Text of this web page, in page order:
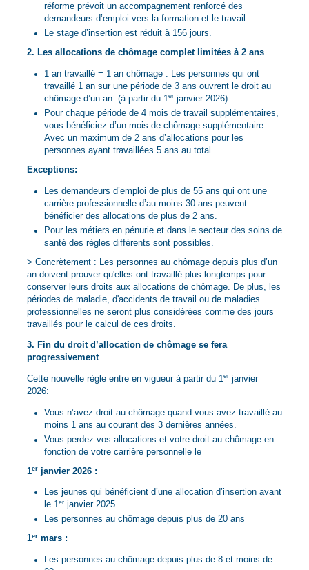
réforme prévoit un accompagnement renforcé des
demandeurs d’emploi vers la formation et le travail.
Le stage d’insertion est réduit à 156 jours.
2. Les allocations de chômage complet limitées à 2 ans
1 an travaillé = 1 an chômage : Les personnes qui ont
travaillé 1 an sur une période de 3 ans ouvrent le droit au
chômage d’un an. (à partir du 1erjanvier 2026)
Pour chaque période de 4 mois de travail supplémentaires,
vous bénéficiez d’un mois de chômage supplémentaire.
Avec un maximum de 2 ans d’allocations pour les
personnes ayant travaillées 5 ans au total.
Exceptions:
Les demandeurs d’emploi de plus de 55 ans qui ont une
carrière professionnelle d’au moins 30 ans peuvent
bénéficier des allocations de plus de 2 ans.
Pour les métiers en pénurie et dans le secteur des soins de
santé des règles différents sont possibles.
> Concrètement : Les personnes au chômage depuis plus d’un
an doivent prouver qu'elles ont travaillé plus longtemps pour
conserver leurs droits aux allocations de chômage. De plus, les
périodes de maladie, d'accidents de travail ou de maladies
professionnelles ne seront plus considérées comme des jours
travaillés pour le calcul de ces droits.
3. Fin du droit d’allocation de chômage se fera
progressivement
Cette nouvelle règle entre en vigueur à partir du 1er janvier
2026:
Vous n’avez droit au chômage quand vous avez travaillé au
moins 1 ans au courant des 3 dernières années.
Vous perdez vos allocations et votre droit au chômage en
fonction de votre carrière personnelle le
1erjanvier 2026 :
Les jeunes qui bénéficient d’une allocation d’insertion avant
le 1erjanvier 2025.
Les personnes au chômage depuis plus de 20 ans
1ermars :
Les personnes au chômage depuis plus de 8 et moins de